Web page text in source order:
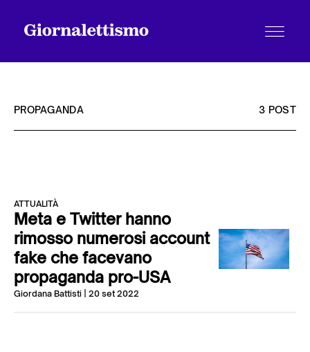
Chi siamo
Contatti
PROPAGANDA 3 POST
ATTUALITÀ
Meta e Twitter hanno
rimosso numerosi account
fake che facevano
propaganda pro-USA
Giordana Battisti | 20 set 2022